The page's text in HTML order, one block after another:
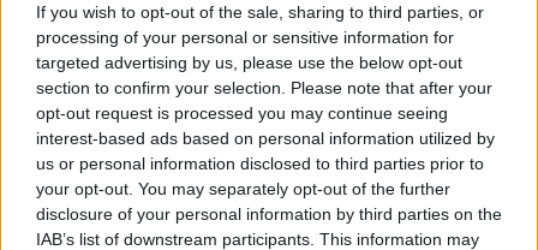
If you wish to opt-out of the sale, sharing to third parties, or
processing of your personal or sensitive information for
targeted advertising by us, please use the below opt-out
section to confirm your selection. Please note that after your
opt-out request is processed you may continue seeing
interest-based ads based on personal information utilized by
us or personal information disclosed to third parties prior to
your opt-out. You may separately opt-out of the further
disclosure of your personal information by third parties on the
IAB’s list of downstream participants. This information may
Paprašytas paaiškinti, ar valstybės
institucijos ruošiasi tokiems atvejams, jei,
pavyzdžiui, dėl kilusio pavojaus uždaroje
patalpoje esančius keliolika tūkstančių
žmonių tektų evakuoti, V.Vitkauskas patikino,
kad tokiems scenarijams taip pat pasiruošta